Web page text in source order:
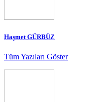
Haşmet GÜRBÜZ
Tüm Yazıları Göster